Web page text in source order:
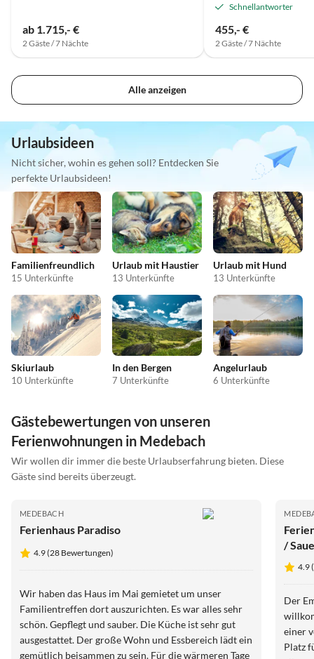
ab 1.715,- €
2 Gäste / 7 Nächte
Schnellantworter
455,- €
2 Gäste / 7 Nächte
Alle anzeigen
Urlaubsideen
Nicht sicher, wohin es gehen soll? Entdecken Sie
perfekte Urlaubsideen!
Familienfreundlich
15 Unterkünfte
Urlaub mit Haustier
13 Unterkünfte
Urlaub mit Hund
13 Unterkünfte
Skiurlaub
10 Unterkünfte
In den Bergen
7 Unterkünfte
Angelurlaub
6 Unterkünfte
Gästebewertungen von unseren
Ferienwohnungen in Medebach
Wir wollen dir immer die beste Urlaubserfahrung bieten. Diese
Gäste sind bereits überzeugt.
MEDEBACH
Ferienhaus Paradiso
4.9 (28 Bewertungen)
Wir haben das Haus im Mai gemietet um unser
Familientreffen dort auszurichten. Es war alles sehr
schön. Gepflegt und sauber. Die Küche ist sehr gut
ausgestattet. Der große Wohn und Essbereich lädt ein
gemütlich beisammen zu sein. Für die wärmeren Tage
/
4.9
Der
einer
Platz